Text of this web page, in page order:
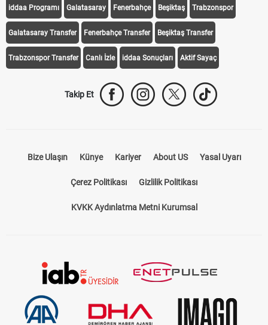
iddaa Programı Galatasaray Fenerbahçe Beşiktaş Trabzonspor
Galatasaray Transfer Fenerbahçe Transfer Beşiktaş Transfer
Trabzonspor Transfer Canlı İzle iddaa Sonuçları Aktif Sayaç
Takip Et
Bize Ulaşın Künye Kariyer About US Yasal Uyarı
Çerez Politikası Gizlilik Politikası
KVKK Aydınlatma Metni Kurumsal